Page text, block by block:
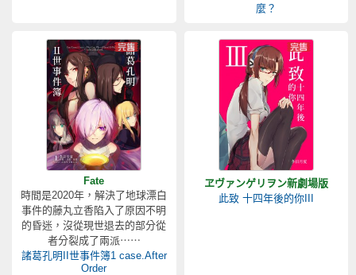
麼？
Fate
時間是2020年，解決了地球漂白
事件的藤丸立香陷入了原因不明
的昏迷，沒從現世退去的部分從
者分裂成了兩派⋯⋯
諸葛孔明II世事件簿1 case.After
Order
ヱヴァンゲリヲン新劇場版
此致 十四年後的你III